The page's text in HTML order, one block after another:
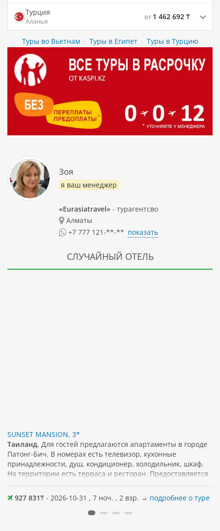
Турция
Аланья
от 1 462 692 ₸
Туры во Вьетнам · Туры в Египет · Туры в Турцию
Зоя
я ваш менеджер
«Eurasiatravel» - турагентсво
Алматы
+7 777 121-**-** показать
СЛУЧАЙНЫЙ ОТЕЛЬ
SUNSET MANSION, 3*
Таиланд, Для гостей предлагаются апартаменты в городе
Патонг-Бич. В номерах есть телевизор, кухонные
принадлежности, душ, кондиционер, холодильник, шкаф.
На территории есть терраса и ресторан. Предоставляется
бесплатный Wi-Fi. Поблизости можно найти различные
популярные достопримечательности, кафе, а также
магазины. Песчаный пляж примерно в 450 м от отеля.
927 831₸ - 2026-10-31 , 7 ноч. , 2 взр. → подробнее о туре